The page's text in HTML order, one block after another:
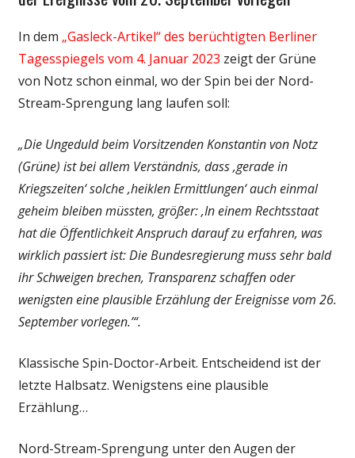
Wirtschaft
Wissenschaft
In dem „Gasleck-Artikel“ des berüchtigten Berliner
Tagesspiegels vom 4. Januar 2023 zeigt der Grüne
von Notz schon einmal, wo der Spin bei der Nord-
Stream-Sprengung lang laufen soll:
„Die Ungeduld beim Vorsitzenden Konstantin von Notz
(Grüne) ist bei allem Verständnis, dass ‚gerade in
Kriegszeiten‘ solche ‚heiklen Ermittlungen‘ auch einmal
geheim bleiben müssten, größer: ‚In einem Rechtsstaat
hat die Öffentlichkeit Anspruch darauf zu erfahren, was
wirklich passiert ist: Die Bundesregierung muss sehr bald
ihr Schweigen brechen, Transparenz schaffen oder
wenigsten eine plausible Erzählung der Ereignisse vom 26.
September vorlegen.’“.
Klassische Spin-Doctor-Arbeit. Entscheidend ist der
letzte Halbsatz. Wenigstens eine plausible
Erzählung…
Nord-Stream-Sprengung unter den Augen der